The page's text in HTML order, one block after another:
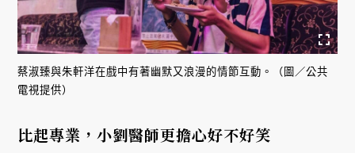
蔡淑臻與朱軒洋在戲中有著幽默又浪漫的情節互動。（圖／公共
電視提供）
比起專業，小劉醫師更擔心好不好笑